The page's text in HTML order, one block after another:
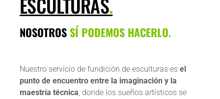
NOSOTROS SÍ PODEMOS HACERLO.
Nuestro servicio de fundición de esculturas es el
punto de encuentro entre la imaginación y la
maestría técnica, donde los sueños artísticos se